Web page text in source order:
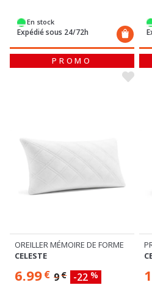
En stock
Expédié sous 24/72h
PROMO
OREILLER MÉMOIRE DE FORME
CELESTE
6.99€ 9€ -22 %